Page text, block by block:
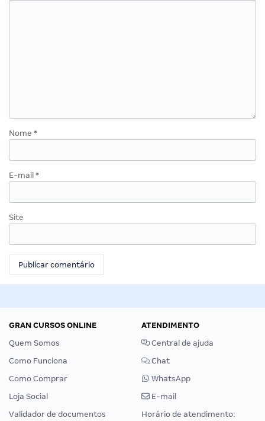
Nome *
E-mail *
Site
GRAN CURSOS ONLINE
Quem Somos
Como Funciona
Como Comprar
Loja Social
Validador de documentos
ATENDIMENTO
Central de ajuda
Chat
WhatsApp
E-mail
Horário de atendimento: